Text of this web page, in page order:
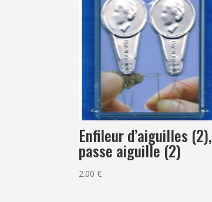
Enfileur d’aiguilles (2),
passe aiguille (2)
2.00€